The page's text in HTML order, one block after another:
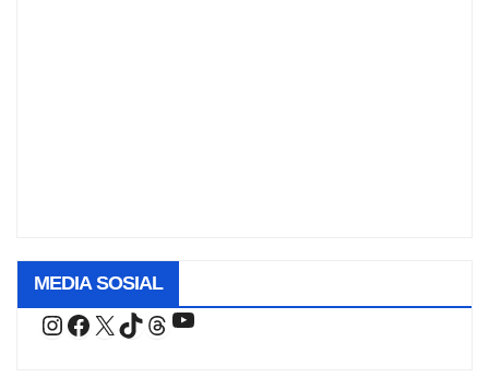
MEDIA SOSIAL
Instagram
Facebook
X TikTok
Threads
YouTube